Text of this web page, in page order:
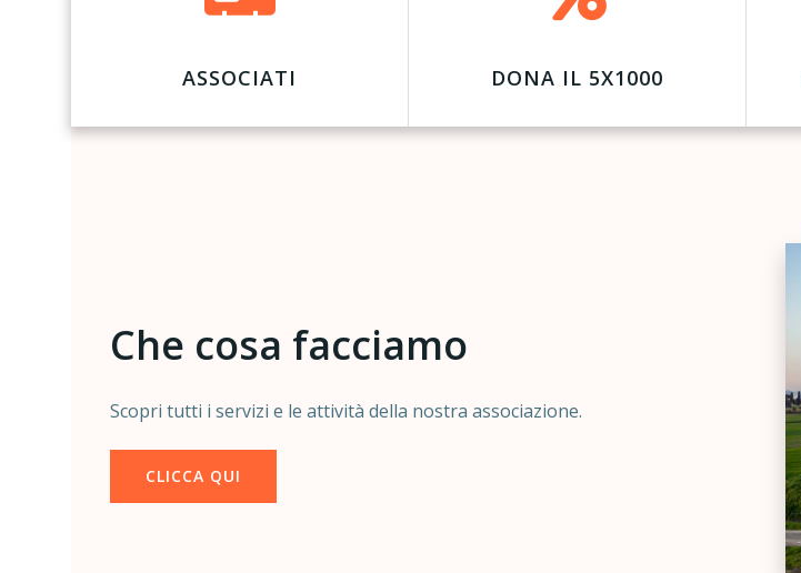
ASSOCIATI DONA IL 5X1000
Che cosa facciamo
Scopri tutti i servizi e le attività della nostra associazione.
CLICCA QUI